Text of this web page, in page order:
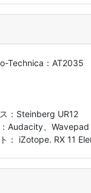
Technica：AT2035
：Steinberg UR12
Audacity、Wavepad
： iZotope. RX 11